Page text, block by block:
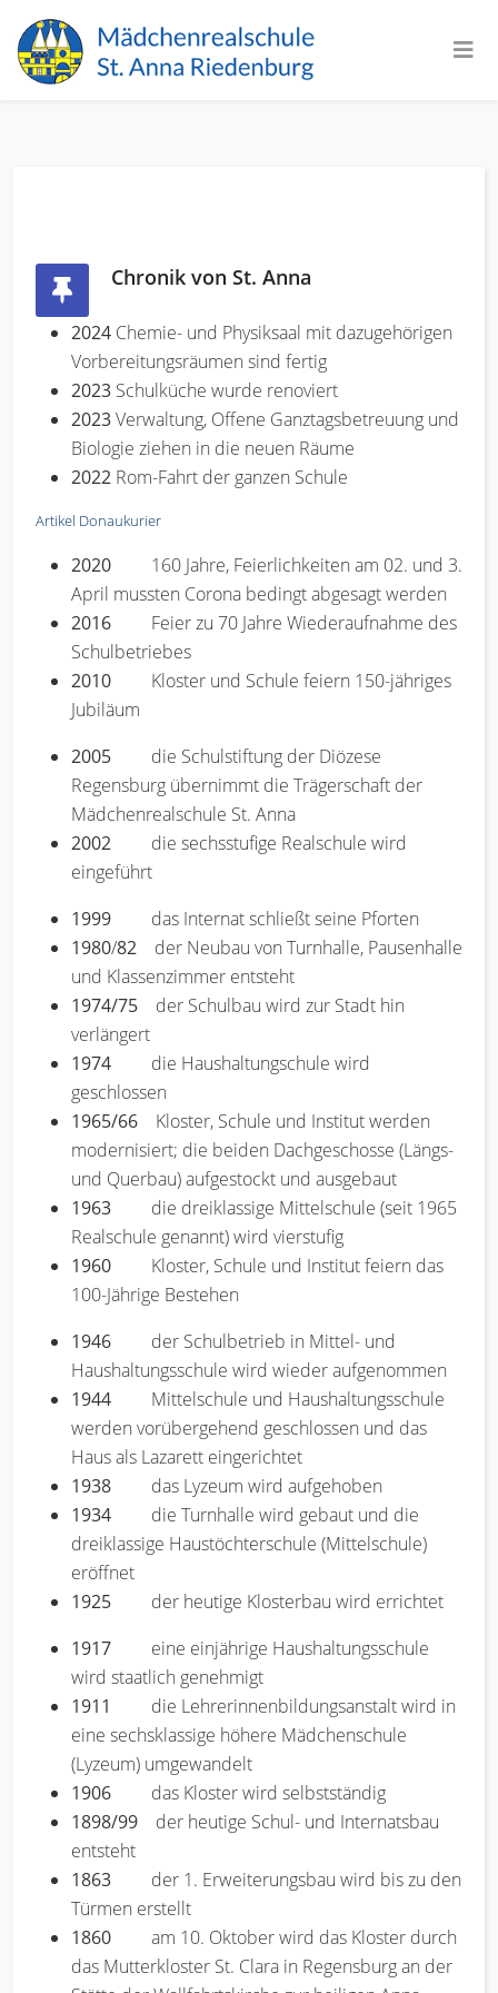
Chronik von St. Anna
2024 Chemie- und Physiksaal mit dazugehörigen
Vorbereitungsräumen sind fertig
2023 Schulküche wurde renoviert
2023Verwaltung, Offene Ganztagsbetreuung und
Biologie ziehen in die neuen Räume
2022 Rom-Fahrt der ganzen Schule
Artikel Donaukurier
2020
160 Jahre, Feierlichkeiten am 02. und 3.
April mussten Corona bedingt abgesagt werden
2016 Feier zu 70 Jahre Wiederaufnahme des
Schulbetriebes
2010 Kloster und Schule feiern 150-jähriges
Jubiläum
2005 die Schulstiftung der Diözese
Regensburg übernimmt die Trägerschaft der
Mädchenrealschule St. Anna
2002 die sechsstufige Realschule wird
eingeführt
1999 das Internat schließt seine Pforten
1980/82 der Neubau von Turnhalle, Pausenhalle
und Klassenzimmer entsteht
1974/75 der Schulbau wird zur Stadt hin
verlängert
1974 die Haushaltungschule wird
geschlossen
1965/66 Kloster, Schule und Institut werden
modernisiert; die beiden Dachgeschosse (Längs-
und Querbau) aufgestockt und ausgebaut
1963 die dreiklassige Mittelschule (seit 1965
Realschule genannt) wird vierstufig
1960 Kloster, Schule und Institut feiern das
100-Jährige Bestehen
1946 der Schulbetrieb in Mittel- und
Haushaltungsschule wird wieder aufgenommen
1944 Mittelschule und Haushaltungsschule
werden vorübergehend geschlossen und das
Haus als Lazarett eingerichtet
1938 das Lyzeum wird aufgehoben
1934 die Turnhalle wird gebaut und die
dreiklassige Haustöchterschule (Mittelschule)
eröffnet
1925 der heutige Klosterbau wird errichtet
1917 eine einjährige Haushaltungsschule
wird staatlich genehmigt
1911 die Lehrerinnenbildungsanstalt wird in
eine sechsklassige höhere Mädchenschule
(Lyzeum) umgewandelt
1906 das Kloster wird selbstständig
1898/99 der heutige Schul- und Internatsbau
entsteht
1863 der 1. Erweiterungsbau wird bis zu den
Türmen erstellt
1860
am 10. Oktober wird das Kloster durch
das Mutterkloster St. Clara in Regensburg an der